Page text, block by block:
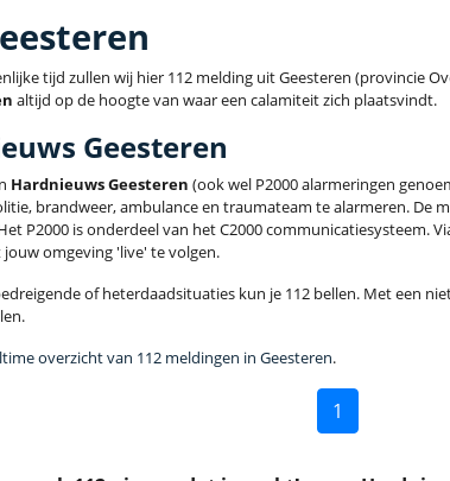
tijd zullen wij hier 112 melding uit Geesteren (provincie
altijd op de hoogte van waar een calamiteit zich plaatsvindt.
Geesteren
Hardnieuws Geesteren (ook wel P2000 alarmeringen
brandweer, ambulance en traumateam te alarmeren. De
P2000 is onderdeel van het C2000 communicatiesysteem.
omgeving 'live' te volgen.
of heterdaadsituaties kun je 112 bellen. Met een
overzicht van 112 meldingen in Geesteren.
1